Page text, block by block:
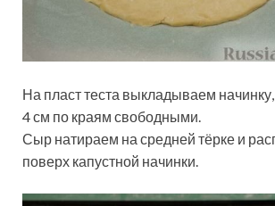
На пласт теста выкладываем
4 см по краям свободными.
Сыр натираем на средней тёрке и
поверх капустной начинки.